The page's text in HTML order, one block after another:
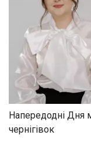
Напередодні Дня
чернігівок